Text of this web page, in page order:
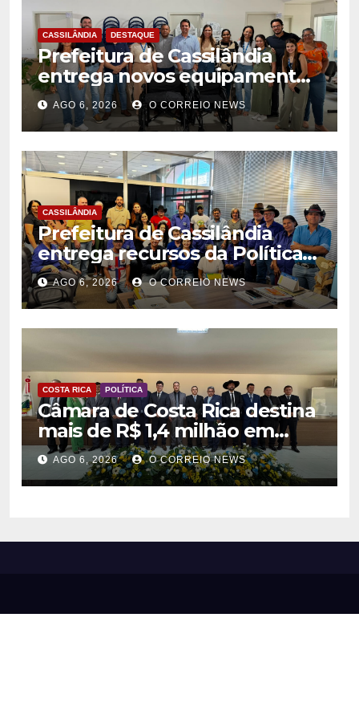
CASSILÂNDIA DESTAQUE
Prefeitura de Cassilândia
entrega novos equipamentos
para fortalecer atendimento
na rede municipal de saúde
AGO 6, 2026 O CORREIO NEWS
CASSILÂNDIA
Prefeitura de Cassilândia
entrega recursos da Política
Nacional Aldir Blanc a
agentes culturais
AGO 6, 2026 O CORREIO NEWS
COSTA RICA POLÍTICA
Câmara de Costa Rica destina
mais de R$ 1,4 milhão em
emendas para investimentos
em diversas áreas
AGO 6, 2026 O CORREIO NEWS